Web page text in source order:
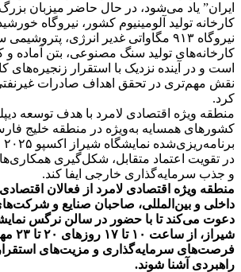
ایران” یاد می‌شود، در حال حاضر میزبان
نیروگاه ٩١٣ مگاواتی غدیر انرژی،
کارخانه‌های تولید سنگ مصنوعی، بتن آماده و
است و در آینده نزدیک با استقرار زنجیره‌های
نقش مهم‌تری در تحقق اهداف صادرات
کرد.
منطقه ویژه اقتصادی لامرد با هدف توسعه
کشورهای همسایه به‌ویژه در منطقه خلیج
در تقویت اعتماد متقابل، شکل‌گیری
و جذب سرمایه‌گذاری خارجی ایفا کند.
منطقه ویژه اقتصادی لامرد از فعالان
داخلی و بین‌المللی، صاحبان صنایع و
دعوت می‌کند تا با حضور در سالن نرگس
فرصت‌های سرمایه‌گذاری و مزیت‌های
راهبردی آشنا شوند.